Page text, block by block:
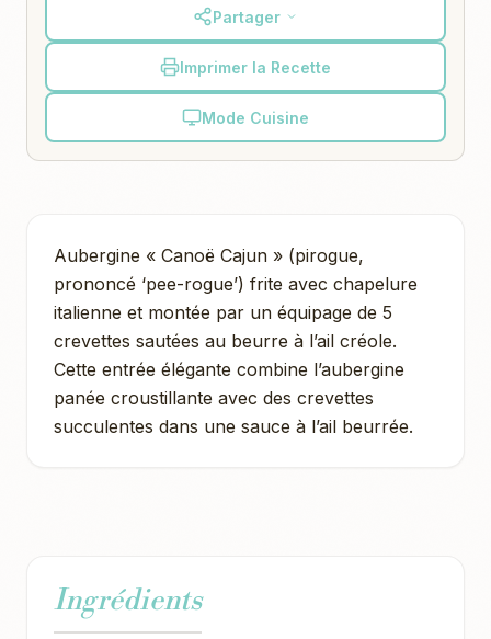
Partager
Imprimer la Recette
Mode Cuisine
Aubergine « Canoë Cajun » (pirogue,
prononcé ‘pee-rogue’) frite avec chapelure
italienne et montée par un équipage de 5
crevettes sautées au beurre à l’ail créole.
Cette entrée élégante combine l’aubergine
panée croustillante avec des crevettes
succulentes dans une sauce à l’ail beurrée.
Ingrédients